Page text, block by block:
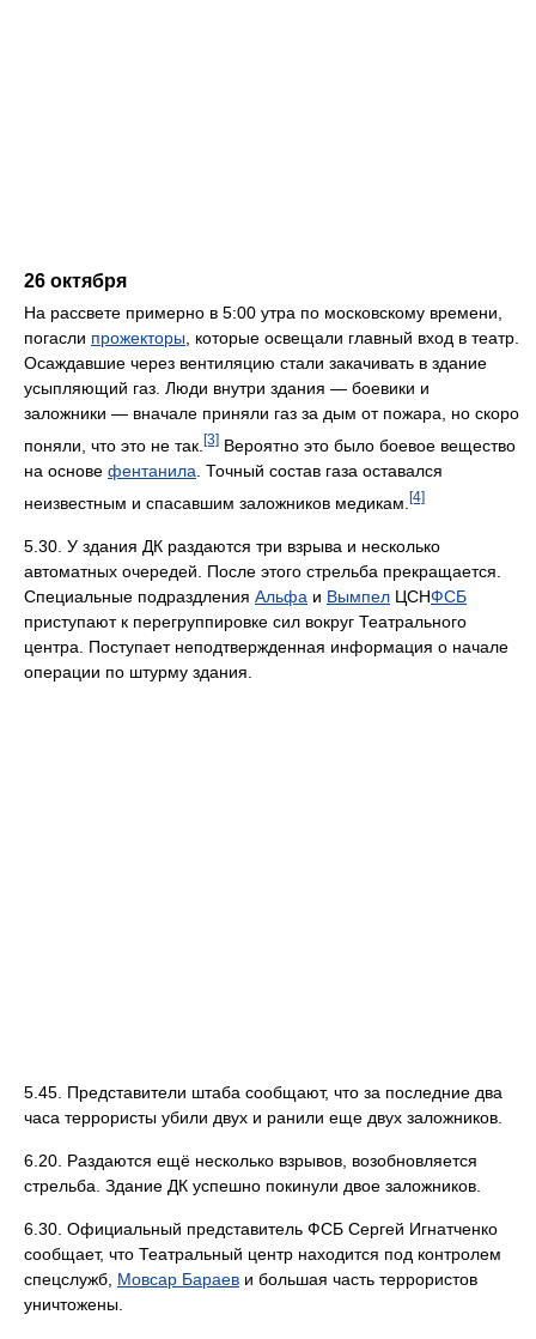
26 октября
На рассвете примерно в 5:00 утра по московскому времени,
погасли прожекторы, которые освещали главный вход в театр.
Осаждавшие через вентиляцию стали закачивать в здание
усыпляющий газ. Люди внутри здания — боевики и
заложники — вначале приняли газ за дым от пожара, но скоро
поняли, что это не так. [3] Вероятно это было боевое вещество
на основе фентанила . Точный состав газа оставался
неизвестным и спасавшим заложников медикам. [4]
5.30. У здания ДК раздаются три взрыва и несколько
автоматных очередей. После этого стрельба прекращается.
Специальные подраздления Альфа и Вымпел ЦСНФСБ
приступают к перегруппировке сил вокруг Театрального
центра. Поступает неподтвержденная информация о начале
операции по штурму здания.
5.45. Представители штаба сообщают, что за последние два
часа террористы убили двух и ранили еще двух заложников.
6.20. Раздаются ещё несколько взрывов, возобновляется
стрельба. Здание ДК успешно покинули двое заложников.
6.30. Официальный представитель ФСБ Сергей Игнатченко
сообщает, что Театральный центр находится под контролем
спецслужб, Мовсар Бараев и большая часть террористов
уничтожены.